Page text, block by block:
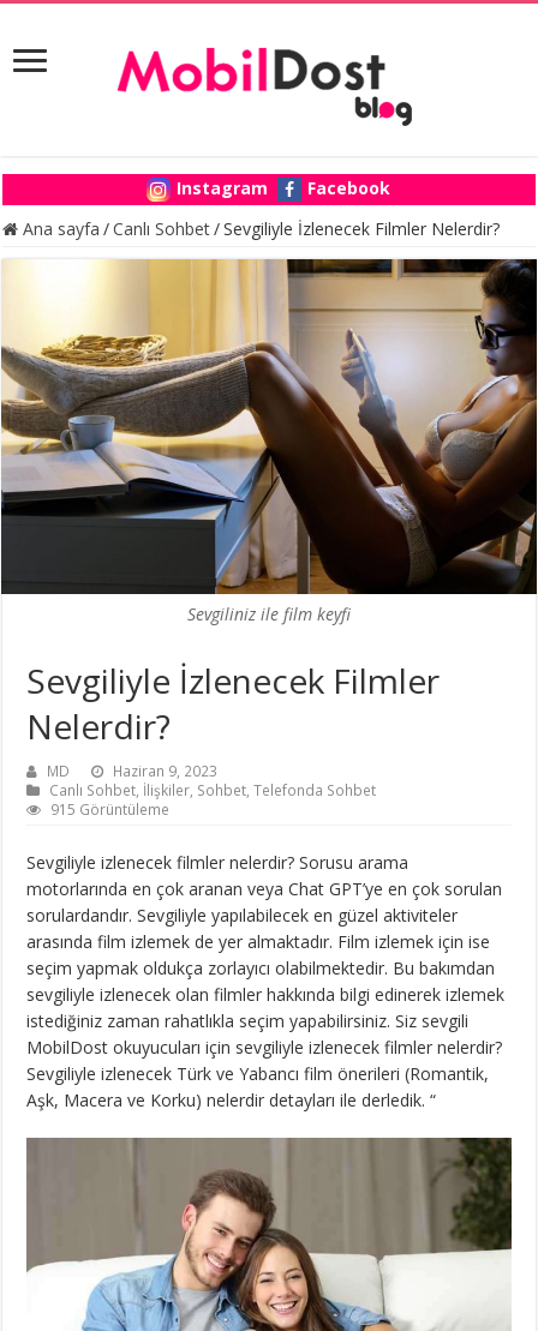
Instagram
Facebook
Ana sayfa /Canlı Sohbet/Sevgiliyle İzlenecek Filmler Nelerdir?
Sevgiliniz ile film keyfi
Sevgiliyle İzlenecek Filmler
Nelerdir?
MD
Haziran 9, 2023
Canlı Sohbet İlişkiler Sohbet ,Telefonda Sohbet
915 Görüntüleme
Sevgiliyle izlenecek filmler nelerdir? Sorusu arama
motorlarında en çok aranan veya Chat GPT’ye en çok sorulan
sorulardandır. Sevgiliyle yapılabilecek en güzel aktiviteler
arasında film izlemek de yer almaktadır. Film izlemek için ise
seçim yapmak oldukça zorlayıcı olabilmektedir. Bu bakımdan
sevgiliyle izlenecek olan filmler hakkında bilgi edinerek izlemek
istediğiniz zaman rahatlıkla seçim yapabilirsiniz. Siz sevgili
MobilDost okuyucuları için sevgiliyle izlenecek filmler nelerdir?
Sevgiliyle izlenecek Türk ve Yabancı film önerileri (Romantik,
Aşk, Macera ve Korku) nelerdir detayları ile derledik. “